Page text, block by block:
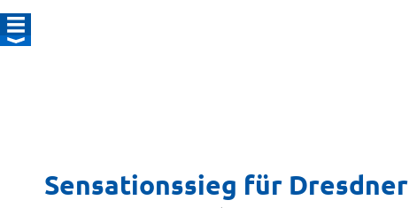
Sensationssieg für